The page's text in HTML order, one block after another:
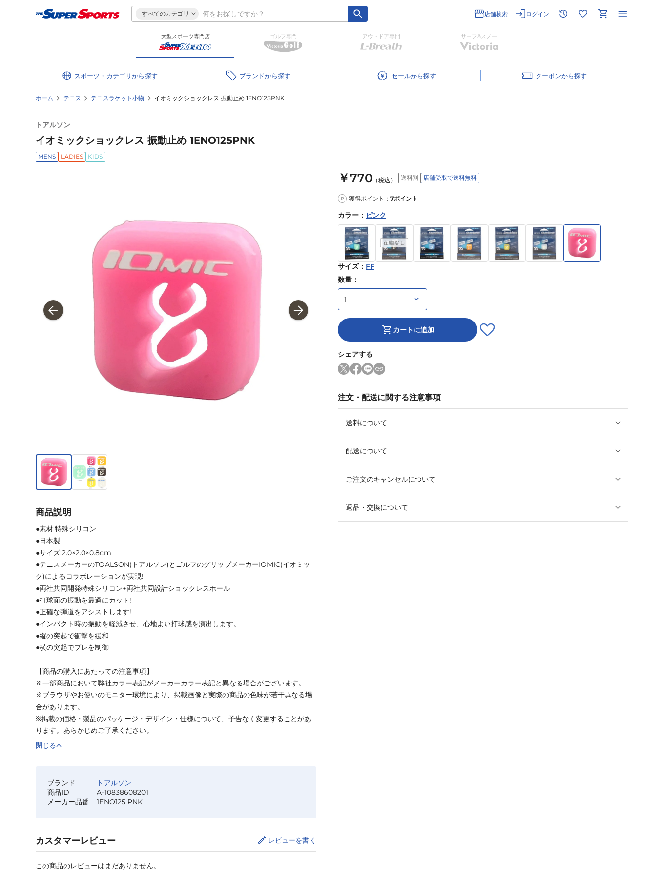
すべてのカテゴリ 店舗検索 ログイン
大型スポーツ専門店 ゴルフ専門 アウトドア専門 サーフ&スノー
スポーツ・カテゴリ ブランド セール クーポン
ホーム テニス テニスラケット小物 イオミックショックレス 振動止め 1ENO125PNK
トアルソン
イオミックショックレス 振動止め 1ENO125PNK
MENS LADIES KIDS
￥770 （税込） 送料別 店舗受取で送料無料
P 獲得ポイント： 7ポイント
カラー ： ピンク
サイズ： FF
数量：
カートに追加
シェアする
注文・配送に関する注意事項
送料について
配送について
ご注文のキャンセルについて
返品・交換について
商品説明
●素材:特殊シリコン
●日本製
●サイズ:2.0×2.0×0.8cm
●テニスメーカーのTOALSON(トアルソン)とゴルフのグリップメーカーIOMIC(イオミッ
ク)によるコラボレーションが実現!
●両社共同開発特殊シリコン+両社共同設計ショックレスホール
●打球面の振動を最適にカット!
●正確な弾道をアシストします!
●インパクト時の振動を軽減させ、心地よい打球感を演出します。
●縦の突起で衝撃を緩和
●横の突起でブレを制御
【商品の購入にあたっての注意事項】
※一部商品において弊社カラー表記がメーカーカラー表記と異なる場合がございます。
※ブラウザやお使いのモニター環境により、掲載画像と実際の商品の色味が若干異なる場
合があります。
※掲載の価格・製品のパッケージ・デザイン・仕様について、予告なく変更することがあ
ります。あらかじめご了承ください。
閉じる
ブランド
トアルソン
商品ID
A-10838608201
メーカー品番
1ENO125 PNK
カスタマーレビュー レビューを書く
この商品のレビューはまだありません。